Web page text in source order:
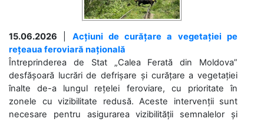
15.06.2026
Acțiuni de curățare a vegetației pe
rețeaua feroviară națională
Întreprinderea de Stat „Calea Ferată din Moldova”
desfășoară lucrări de defrișare și curățare a vegetației
înalte de-a lungul rețelei feroviare, cu prioritate în
zonele cu vizibilitate redusă. Aceste intervenții sunt
necesare pentru asigurarea vizibilității semnalelor și